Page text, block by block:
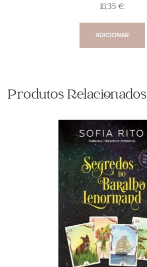
18,35 €
ADICIONAR
Produtos Relacionados